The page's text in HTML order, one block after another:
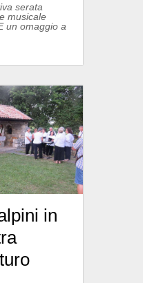
serata
musicale
un omaggio a
in